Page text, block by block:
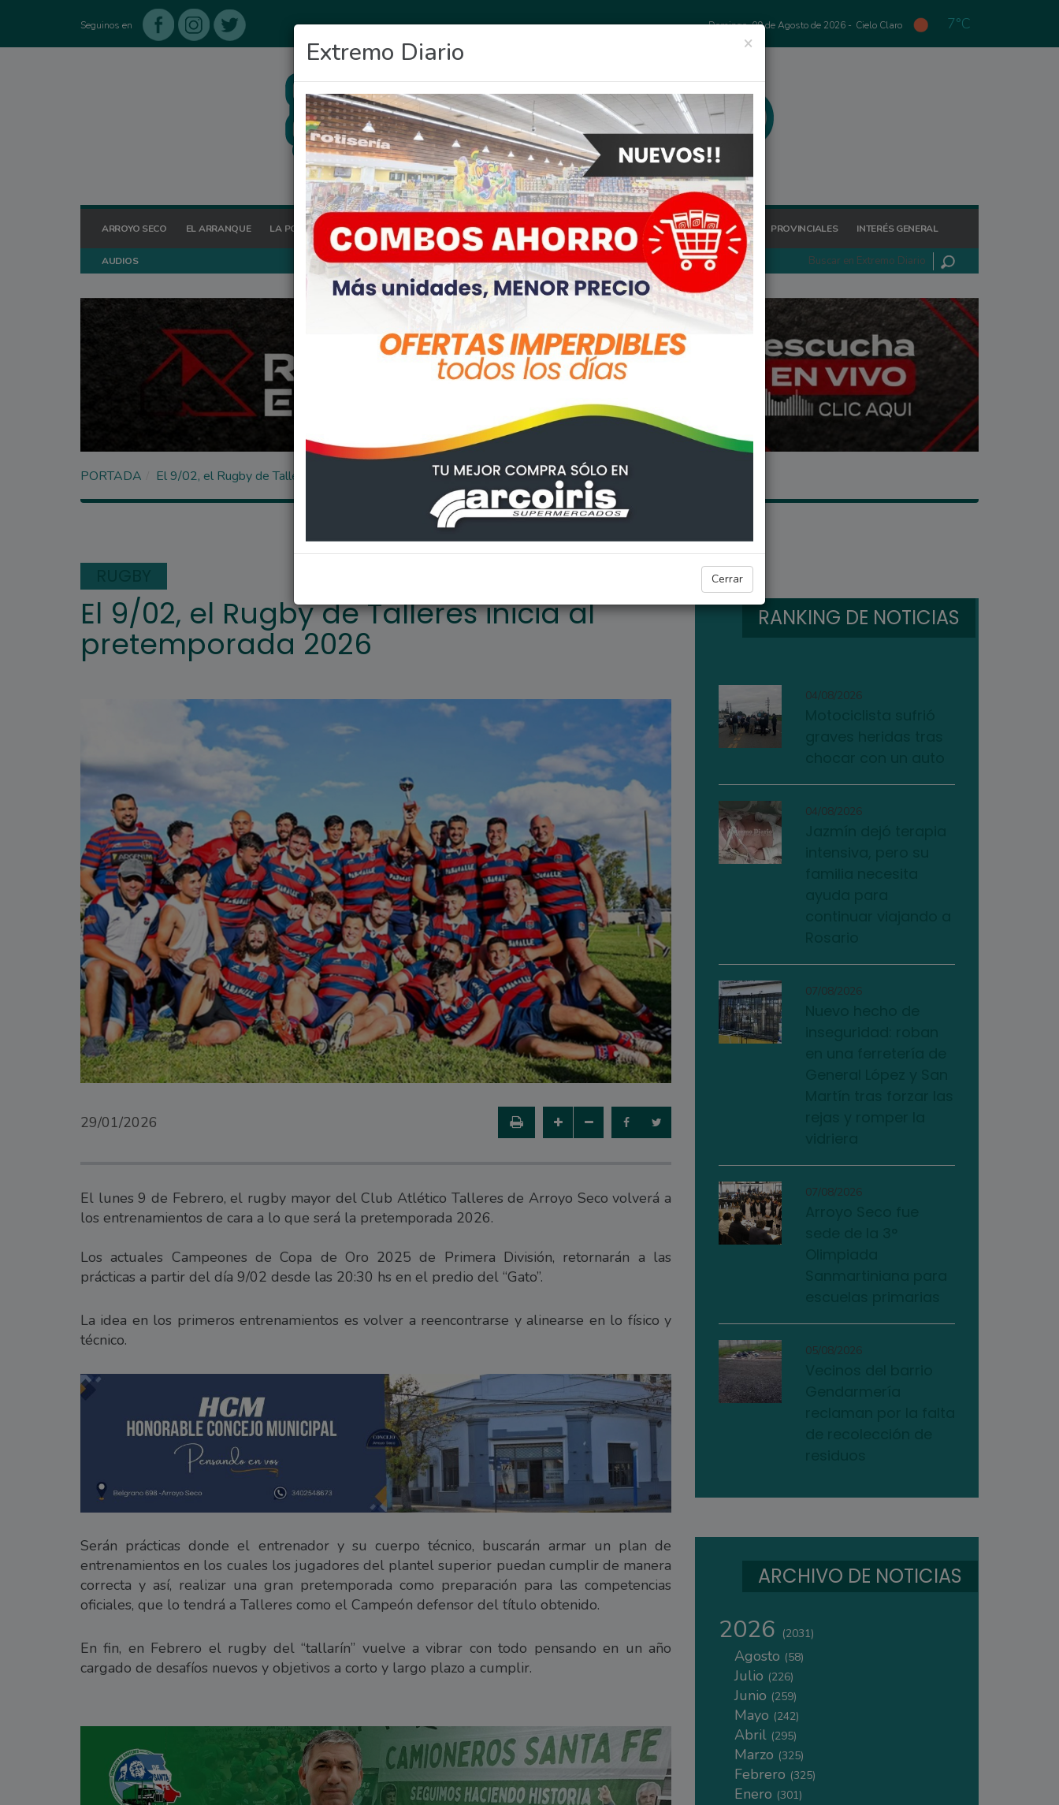
Seguinos en Domingo, 09 de Agosto de 2026 - Cielo Claro 7°C
ARROYO SECO EL ARRANQUE LA POSTA HOY OCIO DEPORTES FIGHIERA GENERAL LAGOS POLICIALES REGIONALES PROVINCIALES INTERÉS GENERAL
AUDIOS
×
Extremo Diario
Cerrar
PORTADA El 9/02, el Rugby de Talleres inicia al pretemporada 2026
DEPORTES
El 9/02, el Rugby de Talleres inicia al
pretemporada 2026
29/01/2026
El lunes 9 de Febrero, el rugby mayor del Club Atlético Talleres de Arroyo Seco volverá a
los entrenamientos de cara a lo que será la pretemporada 2026.
Los actuales Campeones de Copa de Oro 2025 de Primera División, retornarán a las
prácticas a partir del día 9/02 desde las 20:30 hs en el predio del “Gato”.
La idea en los primeros entrenamientos es volver a reencontrarse y alinearse en lo físico y
técnico.
Serán prácticas donde el entrenador y su cuerpo técnico, buscarán armar un plan de
entrenamientos en los cuales los jugadores del plantel superior puedan cumplir de manera
correcta y así, realizar una gran pretemporada como preparación para las competencias
oficiales, que lo tendrá a Talleres como el Campeón defensor del título obtenido.
En fin, en Febrero el rugby del “tallarín” vuelve a vibrar con todo pensando en un año
cargado de desafíos nuevos y objetivos a corto y largo plazo a cumplir.
RANKING DE NOTICIAS
04/08/2026
04/08/2026
07/08/2026
07/08/2026
05/08/2026
ARCHIVO DE NOTICIAS
2026 (2031)
Agosto (58)
Julio (226)
Junio (259)
Mayo (242)
Abril (295)
Marzo (325)
Febrero (325)
Enero (301)